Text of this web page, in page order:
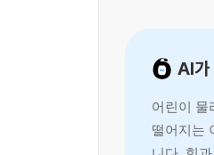
· 과학, 외우는 순
아이들은 끊임없
핵심으로 이어진
AI가
어린이 물
떨어지는